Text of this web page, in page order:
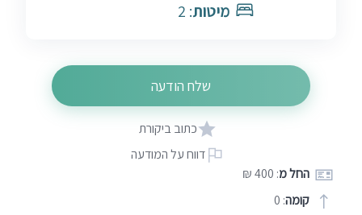
החל מ: 400 ₪
קומה: 0
מיטות: 2
שלח הודעה
כתוב ביקורת
דווח על המודעה